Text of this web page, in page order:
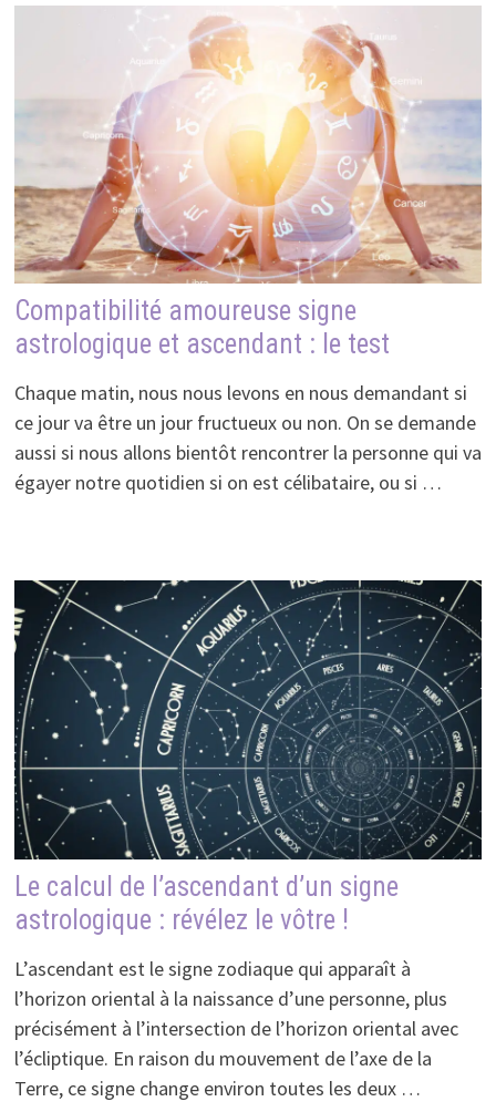
Compatibilité amoureuse signe
astrologique et ascendant : le test
Chaque matin, nous nous levons en nous demandant si
ce jour va être un jour fructueux ou non. On se demande
aussi si nous allons bientôt rencontrer la personne qui va
égayer notre quotidien si on est célibataire, ou si …
Le calcul de l’ascendant d’un signe
astrologique : révélez le vôtre !
L’ascendant est le signe zodiaque qui apparaît à
l’horizon oriental à la naissance d’une personne, plus
précisément à l’intersection de l’horizon oriental avec
l’écliptique. En raison du mouvement de l’axe de la
Terre, ce signe change environ toutes les deux …